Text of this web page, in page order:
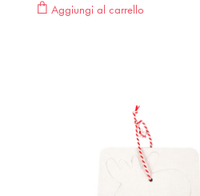
Aggiungi al carrello